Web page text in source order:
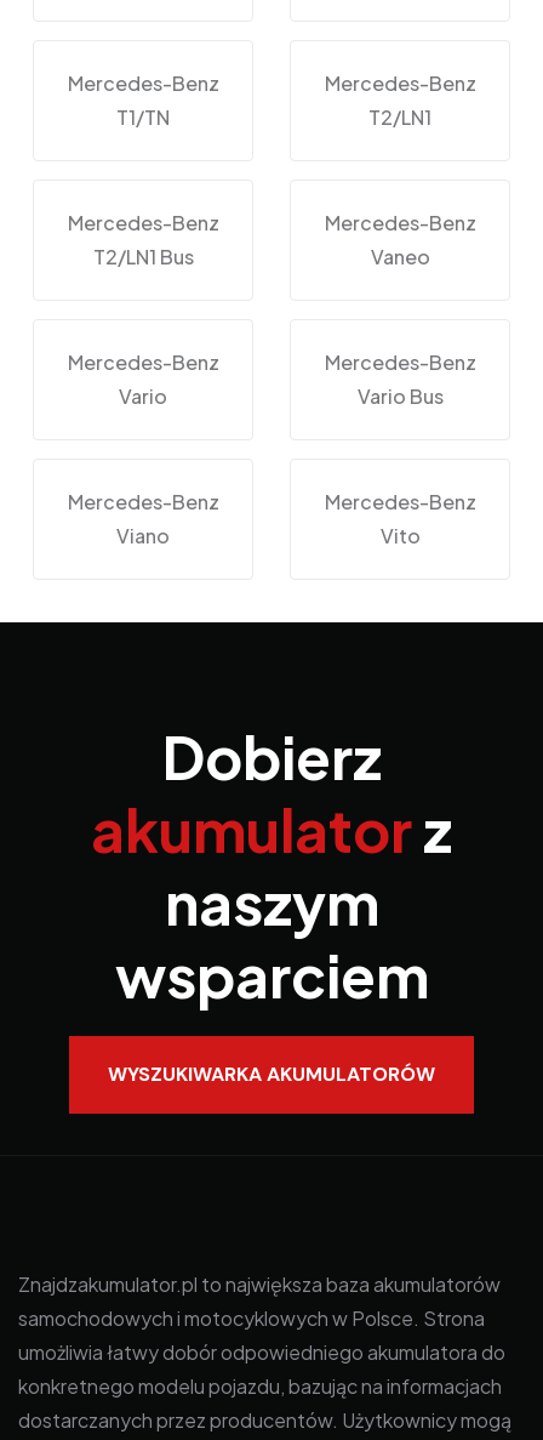
Mercedes-Benz
T1/TN
Mercedes-Benz
T2/LN1
Mercedes-Benz
T2/LN1 Bus
Mercedes-Benz
Vaneo
Mercedes-Benz
Vario
Mercedes-Benz
Vario Bus
Mercedes-Benz
Viano
Mercedes-Benz
Vito
Dobierz
akumulatorz
naszym
wsparciem
WYSZUKIWARKA AKUMULATORÓW
Znajdzakumulator.pl to największa baza akumulatorów
samochodowych i motocyklowych w Polsce. Strona
umożliwia łatwy dobór odpowiedniego akumulatora do
konkretnego modelu pojazdu, bazując na informacjach
dostarczanych przez producentów. Użytkownicy mogą